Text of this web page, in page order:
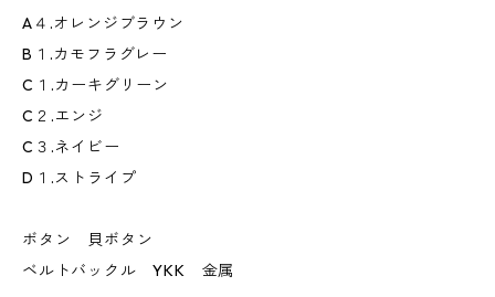
A４.オレンジブラウン
B１.カモフラグレー
C１.カーキグリーン
C２.エンジ
C３.ネイビー
D１.ストライプ
ボタン 貝ボタン
ベルトバックル YKK 金属